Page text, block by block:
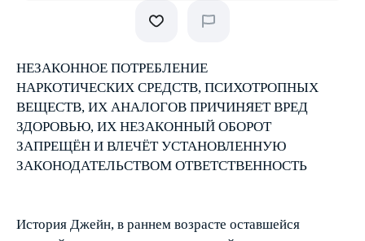
НЕЗАКОННОЕ ПОТРЕБЛЕНИЕ
НАРКОТИЧЕСКИХ СРЕДСТВ, ПСИХОТРОПНЫХ
ВЕЩЕСТВ, ИХ АНАЛОГОВ ПРИЧИНЯЕТ ВРЕД
ЗДОРОВЬЮ, ИХ НЕЗАКОННЫЙ ОБОРОТ
ЗАПРЕЩЁН И ВЛЕЧЁТ УСТАНОВЛЕННУЮ
ЗАКОНОДАТЕЛЬСТВОМ ОТВЕТСТВЕННОСТЬ
История Джейн, в раннем возрасте оставшейся